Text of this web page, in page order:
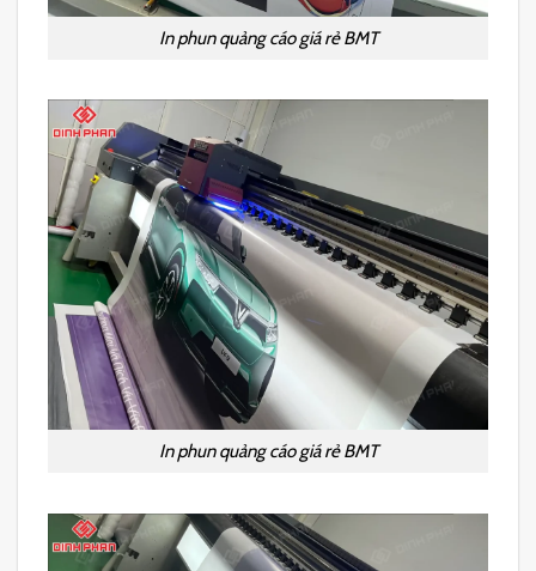
In phun quảng cáo giá rẻ BMT
In phun quảng cáo giá rẻ BMT